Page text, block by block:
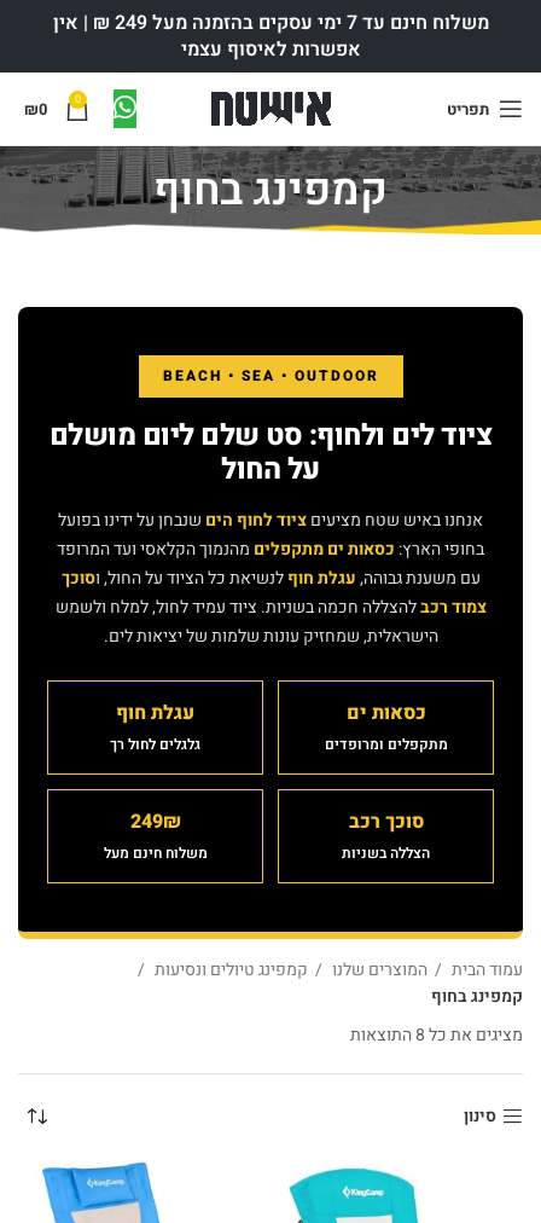
משלוח חינם עד 7 ימי עסקים בהזמנה מעל 249 ₪ | אין
אפשרות לאיסוף עצמי
תפריט 0
₪0
קמפינג בחוף
BEACH • SEA • OUTDOOR
ציוד לים ולחוף: סט שלם ליום מושלם
על החול
אנחנו באיש שטח מציעיםציוד לחוף הים שנבחן על ידינו בפועל
בחופי הארץ: כסאות ים מתקפלים מהנמוך הקלאסי ועד המרופד
עם משענת גבוהה,עגלת חוףלנשיאת כל הציוד על החול, וסוכך
צמוד רכבלהצללה חכמה בשניות. ציוד עמיד לחול, למלח ולשמש
הישראלית, שמחזיק עונות שלמות של יציאות לים.
כסאות ים
מתקפלים ומרופדים
עגלת חוף
גלגלים לחול רך
סוכך רכב
הצללה בשניות
249₪
משלוח חינם מעל
עמוד הבית המוצרים שלנו
קמפינג טיולים ונסיעות
קמפינג בחוף
מציגים את כל ⁦8⁩ התוצאות
סינון